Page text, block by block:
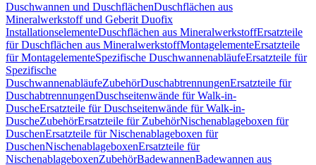
Duschwannen und DuschflächenDuschflächen aus
Mineralwerkstoff und Geberit Duofix
InstallationselementeDuschflächen aus MineralwerkstoffErsatzteile
für Duschflächen aus MineralwerkstoffMontagelementeErsatzteile
für MontagelementeSpezifische DuschwannenabläufeErsatzteile für
Spezifische
DuschwannenabläufeZubehörDuschabtrennungenErsatzteile für
DuschabtrennungenDuschseitenwände für Walk-in-
DuscheErsatzteile für Duschseitenwände für Walk-in-
DuscheZubehörErsatzteile für ZubehörNischenablageboxen für
DuschenErsatzteile für Nischenablageboxen für
DuschenNischenablageboxenErsatzteile für
NischenablageboxenZubehörBadewannenBadewannen aus